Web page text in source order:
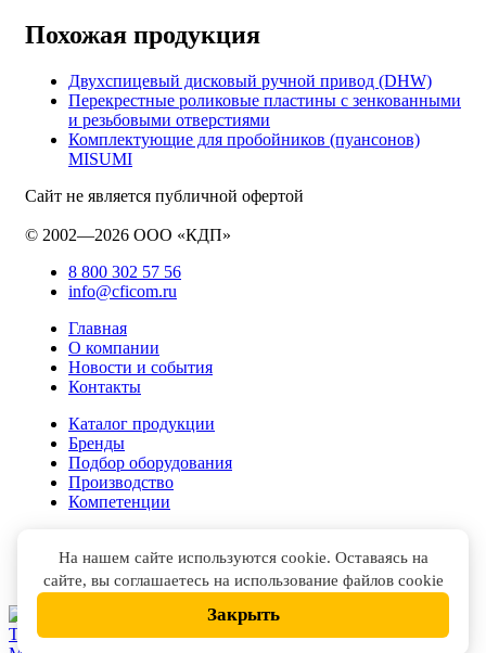
Похожая продукция
Двухспицевый дисковый ручной привод (DHW)
Перекрестные роликовые пластины с зенкованными
и резьбовыми отверстиями
Комплектующие для пробойников (пуансонов)
MISUMI
Сайт не является публичной офертой
© 2002—2026 ООО «КДП»
8 800 302 57 56
info@cficom.ru
Главная
О компании
Новости и события
Контакты
Каталог продукции
Бренды
Подбор оборудования
Производство
Компетенции
НАПИСАТЬ В
TELEGRAM
НАПИСАТЬ В
На нашем сайте используются cookie. Оставаясь на
сайте, вы соглашаетесь на использование файлов cookie
Закрыть